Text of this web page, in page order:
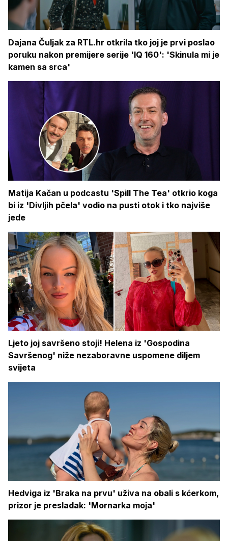
Dajana Čuljak za RTL.hr otkrila tko joj je prvi poslao
poruku nakon premijere serije 'IQ 160': 'Skinula mi je
kamen sa srca'
Matija Kačan u podcastu 'Spill The Tea' otkrio koga
bi iz 'Divljih pčela' vodio na pusti otok i tko najviše
jede
Ljeto joj savršeno stoji! Helena iz 'Gospodina
Savršenog' niže nezaboravne uspomene diljem
svijeta
Hedviga iz 'Braka na prvu' uživa na obali s kćerkom,
prizor je presladak: 'Mornarka moja'